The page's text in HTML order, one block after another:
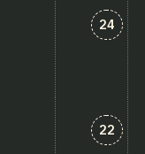
匹配
24
匹配
22